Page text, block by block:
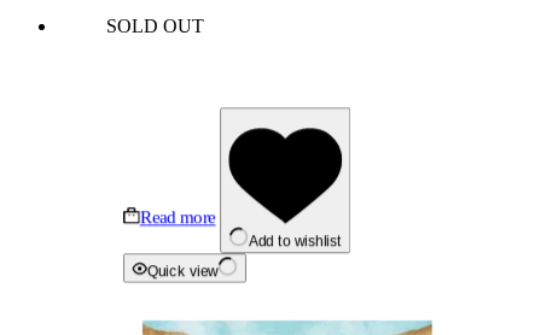
SOLD OUT
Read more
Add to wishlist
Quick view